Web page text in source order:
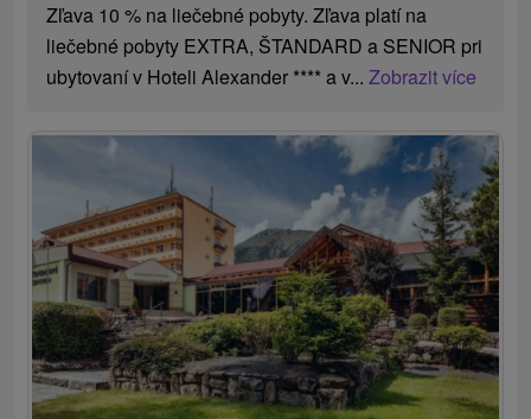
Zľava 10 % na liečebné pobyty. Zľava platí na
liečebné pobyty EXTRA, ŠTANDARD a SENIOR pri
ubytovaní v Hoteli Alexander **** a v...Zobrazit více